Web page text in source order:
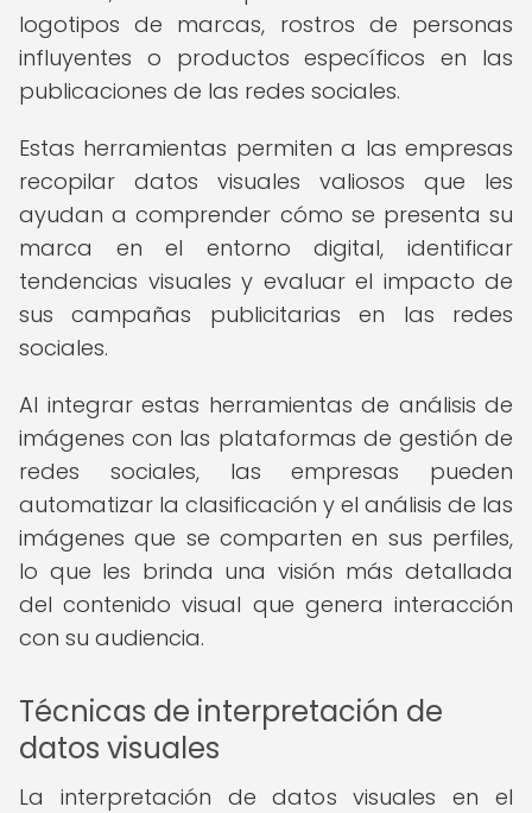
logotipos de marcas, rostros de personas
influyentes o productos específicos en las
publicaciones de las redes sociales.
Estas herramientas permiten a las empresas
recopilar datos visuales valiosos que les
ayudan a comprender cómo se presenta su
marca en el entorno digital, identificar
tendencias visuales y evaluar el impacto de
sus campañas publicitarias en las redes
sociales.
Al integrar estas herramientas de análisis de
imágenes con las plataformas de gestión de
redes sociales, las empresas pueden
automatizar la clasificación y el análisis de las
imágenes que se comparten en sus perfiles,
lo que les brinda una visión más detallada
del contenido visual que genera interacción
con su audiencia.
Técnicas de interpretación de
datos visuales
La interpretación de datos visuales en el